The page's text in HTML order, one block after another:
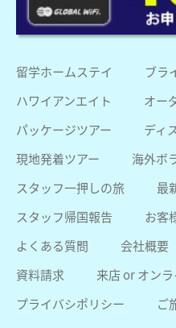
留学ホームステイ
ブラ
ハワイアンエイト
オー
パッケージツアー
ディ
現地発着ツアー
海外ボ
スタッフ一押しの旅
最
スタッフ帰国報告
お客
よくある質問
会社概要
資料請求
来店 or オン
プライバシポリシー
ご